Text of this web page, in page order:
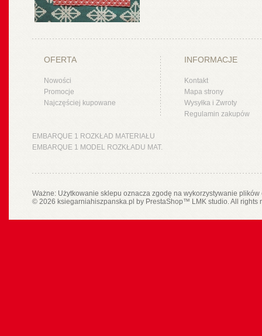
OFERTA
Nowości
Promocje
Najczęściej kupowane
INFORMACJE
Kontakt
Mapa strony
Wysyłka i Zwroty
Regulamin zakupów
EMBARQUE 1 ROZKŁAD MATERIAŁU
EMBARQUE 1 MODEL ROZKŁADU MAT.
Ważne: Użytkowanie sklepu oznacza zgodę na wykorzystywanie
© 2026 ksiegarniahiszpanska.pl by PrestaShop™ LMK studio. All rights